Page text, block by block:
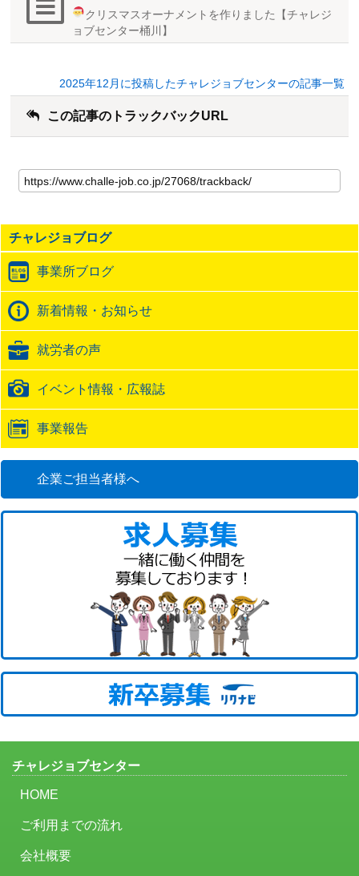
クリスマスオーナメントを作りました
【チャレジ
ョブセンター桶川】
2025年12月に投稿したチャレジョブセンターの記事一覧
この記事のトラックバックURL
の
記
の
ト
ッ
ク
バ
ッ
ク
URL
チャレジョブログ
事業所ブログ
新着情報・お知らせ
就労者の声
イベント情報・広報誌
事業報告
企業ご担当者様へ
チャレジョブセンター
HOME
ご利用までの流れ
会社概要